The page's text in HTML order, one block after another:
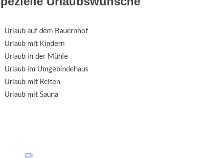
Urlaub auf dem Bauernhof
Urlaub mit Kindern
Urlaub in der Mühle
Urlaub im Umgebindehaus
Urlaub mit Reiten
Urlaub mit Sauna